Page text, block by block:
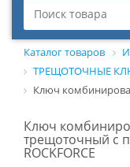
Каталог товаров
ТРЕЩОТОЧНЫЕ
Ключ
Ключ
трещоточный с
ROCKFORCE